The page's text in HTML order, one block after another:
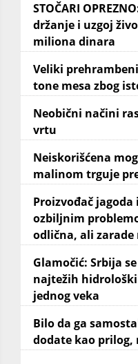
STOČARI
držanje i uzgoj
miliona dinara
Veliki
tone mesa zbog
Neobični načini
vrtu
Neiskorišćena
malinom trguje
Proizvođač jagoda
ozbiljnim
odlična, ali zarade
Glamočić: Srbija
najtežih
jednog veka
Bilo da ga
dodate kao prilog,